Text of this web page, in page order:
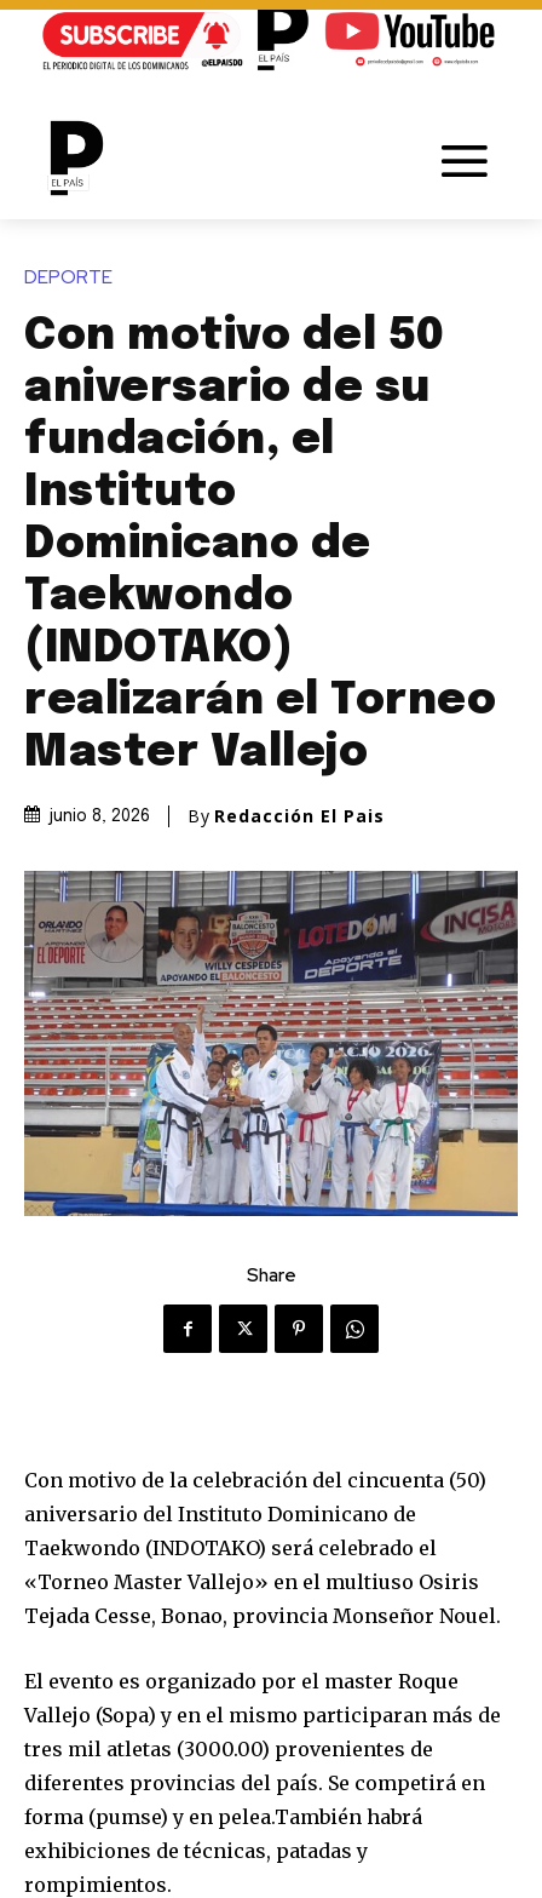
DEPORTE
Con motivo del 50
aniversario de su
fundación, el
Instituto
Dominicano de
Taekwondo
(INDOTAKO)
realizarán el Torneo
Master Vallejo
junio 8, 2026 By Redacción El Pais
Share
Con motivo de la celebración del cincuenta (50)
aniversario del Instituto Dominicano de
Taekwondo (INDOTAKO) será celebrado el
«Torneo Master Vallejo» en el multiuso Osiris
Tejada Cesse, Bonao, provincia Monseñor Nouel.
El evento es organizado por el master Roque
Vallejo (Sopa) y en el mismo participaran más de
tres mil atletas (3000.00) provenientes de
diferentes provincias del país. Se competirá en
forma (pumse) y en pelea.También habrá
exhibiciones de técnicas, patadas y
rompimientos.